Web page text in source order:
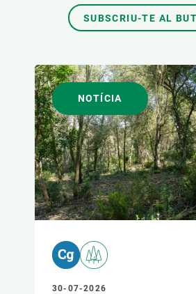
SUBSCRIU-TE AL
NOTÍCIA
30-07-2026